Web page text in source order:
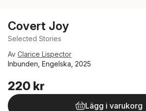
Covert Joy
Selected Stories
Av Clarice Lispector
Inbunden, Engelska, 2025
220 kr
Lägg i varukorg